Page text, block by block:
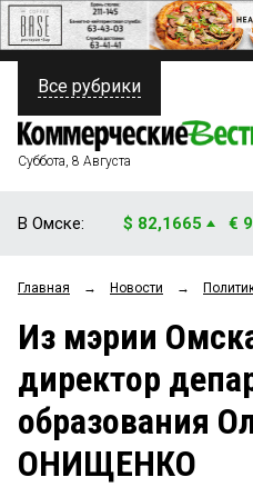
ПОЛИТИКА
ФИНАНСЫ
ОБЩЕСТВО
ЗАКОН
НОВОСТИ КОМПАНИЙ
ПРОИСШЕСТВИЯ
Все рубрики
Суббота, 8 Августа
В Омске: $ 82,1665 €
Главная → Новости →
Из мэрии
директор
образования
ОНИЩЕНКО